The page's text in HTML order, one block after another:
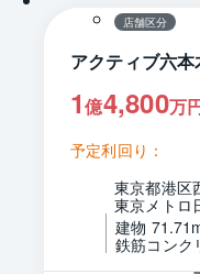
店舗区分
アクティブ六本
1億4,800万
予定利回り：
東京都港区
東京メトロ
建物
鉄筋コンク